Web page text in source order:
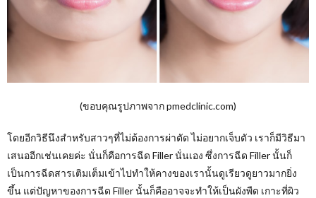
(ขอบคุณรูปภาพจาก pmedclinic.com)
โดยอีกวิธีนึงสำหรับสาวๆที่ไม่ต้องการผ่าตัด ไม่อยากเจ็บตัว เราก็มีวิธีมา
เสนออีกเช่นเคยค่ะ นั่นก็คือการฉีด Filler นั่นเอง ซึ่งการฉีด Filler นั้นก็
เป็นการฉีดสารเติมเต็มเข้าไปทำให้คางของเรานั้นดูเรียวดูยาวมากยิ่ง
ขึ้น แต่ปัญหาของการฉีด Filler นั้นก็คืออาจจะทำให้เป็นผังพืด เกาะที่ผิว